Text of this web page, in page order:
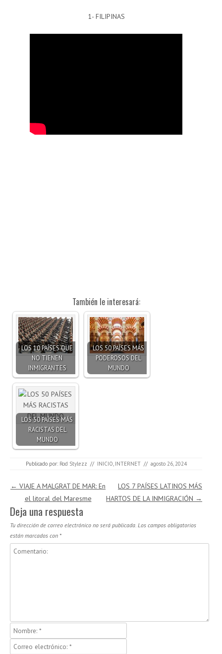
1- FILIPINAS
También le interesará:
LOS 10 PAÍSES QUE
NO TIENEN
INMIGRANTES
LOS 50 PAÍSES MÁS
PODEROSOS DEL
MUNDO
LOS 50 PAÍSES MÁS
RACISTAS DEL
MUNDO
Publicado por: Rod Stylezz // INICIO INTERNET // agosto 26, 2024
Navegación de entradas
← VIAJE A MALGRAT DE MAR: En
el litoral del Maresme
LOS 7 PAÍSES LATINOS MÁS
HARTOS DE LA INMIGRACIÓN →
Deja una respuesta
Tu dirección de correo electrónico no será publicada. Los campos obligatorios
están marcados con *